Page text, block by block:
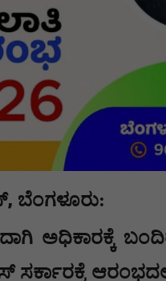
, ಬೆಂಗಳೂರು:
ಅಧಿಕಾರಕ್ಕೆ
ಸರ್ಕಾರಕ್ಕೆ